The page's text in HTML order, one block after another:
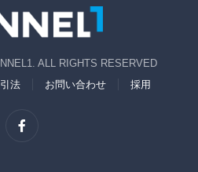
ALL RIGHTS RESERVED
法 お問い合わせ 採用